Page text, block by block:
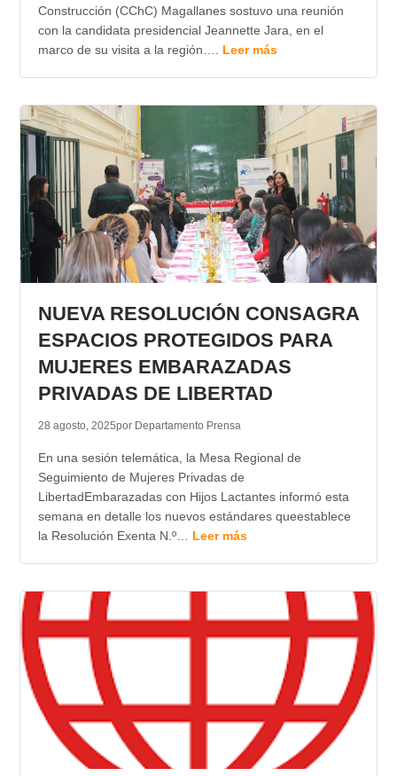
Construcción (CChC) Magallanes sostuvo una reunión
con la candidata presidencial Jeannette Jara, en el
marco de su visita a la región…. Leer más
NUEVA RESOLUCIÓN CONSAGRA
ESPACIOS PROTEGIDOS PARA
MUJERES EMBARAZADAS
PRIVADAS DE LIBERTAD
28 agosto, 2025por Departamento Prensa
En una sesión telemática, la Mesa Regional de
Seguimiento de Mujeres Privadas de
LibertadEmbarazadas con Hijos Lactantes informó esta
semana en detalle los nuevos estándares queestablece
la Resolución Exenta N.º… Leer más